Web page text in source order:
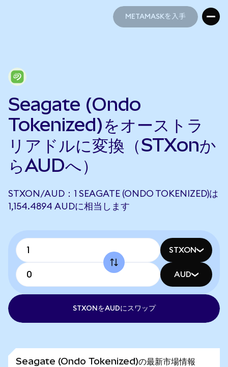
METAMASKを入手
Seagate (Ondo
Tokenized)をオーストラ
リアドルに変換（STXonか
らAUDへ）
STXON/AUD：1 SEAGATE (ONDO TOKENIZED)は
1,154.4894 AUDに相当します
STXON
AUD
STXONをAUDにスワップ
Seagate (Ondo Tokenized)の最新市場情報